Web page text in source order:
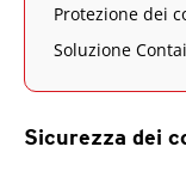
Protezione dei
Soluzione
Sicurezza dei